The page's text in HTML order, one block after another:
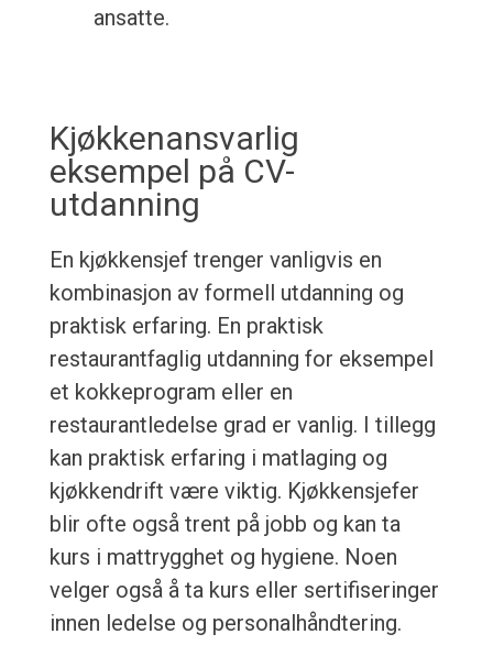
ansatte.
Kjøkkenansvarlig
eksempel på CV-
utdanning
En kjøkkensjef trenger vanligvis en
kombinasjon av formell utdanning og
praktisk erfaring. En praktisk
restaurantfaglig utdanning for eksempel
et kokkeprogram eller en
restaurantledelse grad er vanlig. I tillegg
kan praktisk erfaring i matlaging og
kjøkkendrift være viktig. Kjøkkensjefer
blir ofte også trent på jobb og kan ta
kurs i mattrygghet og hygiene. Noen
velger også å ta kurs eller sertifiseringer
innen ledelse og personalhåndtering.